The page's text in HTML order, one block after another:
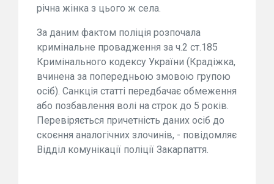
річна жінка з цього ж села.
За даним фактом поліція розпочала
кримінальне провадження за ч.2 ст.185
Кримінального кодексу України (Крадіжка,
вчинена за попередньою змовою групою
осіб). Санкція статті передбачає обмеження
або позбавлення волі на строк до 5 років.
Перевіряється причетність даних осіб до
скоєння аналогічних злочинів, - повідомляє
Відділ комунікації поліції Закарпаття.